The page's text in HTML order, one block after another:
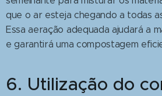
que o ar esteja chegando a todas
Essa aeração adequada ajudará a
e garantirá uma compostagem
6. Utilização do